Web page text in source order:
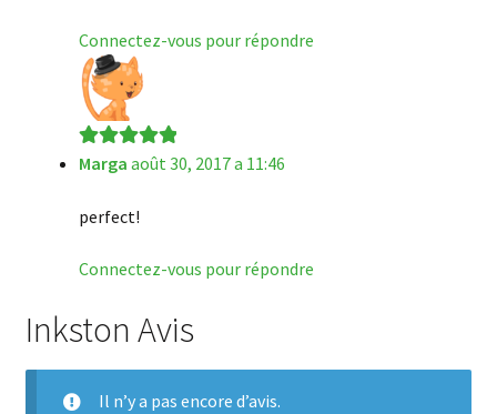
Connectez-vous pour répondre
Note5sur 5
Marga août 30, 2017 a 11:46
perfect!
Connectez-vous pour répondre
Inkston Avis
Il n’y a pas encore d’avis.